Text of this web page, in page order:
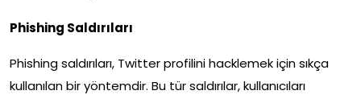
Phishing Saldırıları
Phishing saldırıları, Twitter profilini hacklemek için sıkça
kullanılan bir yöntemdir. Bu tür saldırılar, kullanıcıları